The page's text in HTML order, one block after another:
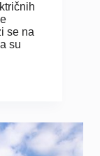
se na
su